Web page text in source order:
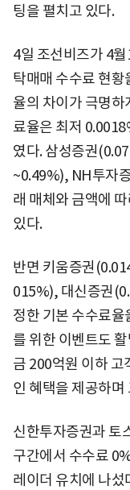
팅을 펼치고 있다.
4일 조선비즈가 4
탁매매 수수료 현
율의 차이가 극명하
료율은 최저
였다. 삼성증권
~0.49%), NH투자
래 매체와 금액에
있다.
반면 키움증권
015%), 대신증권
정한 기본 수수료율
를 위한 이벤트도
금 200억원 이하
인 혜택을 제공하며
신한투자증권과 토
구간에서 수수료
레이더 유치에 나